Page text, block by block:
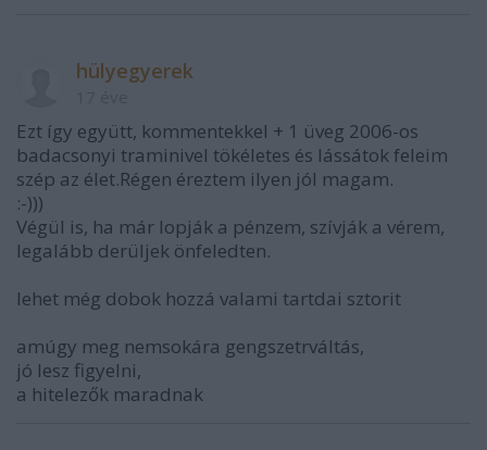
hülyegyerek
Ezt így együtt, kommentekkel + 1 üveg 2006-os
badacsonyi traminivel tökéletes és lássátok feleim
szép az élet.Régen éreztem ilyen jól magam.
:-)))
Végül is, ha már lopják a pénzem, szívják a vérem,
legalább derüljek önfeledten.
lehet még dobok hozzá valami tartdai sztorit
amúgy meg nemsokára gengszetrváltás,
jó lesz figyelni,
a hitelezők maradnak